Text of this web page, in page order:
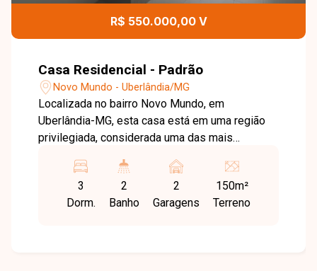
R$ 550.000,00 V
Casa Residencial - Padrão
Novo Mundo - Uberlândia/MG
Localizada no bairro Novo Mundo, em
Uberlândia-MG, esta casa está em uma região
privilegiada, considerada uma das mais
excelente infraestrutura, fácil acesso às
principais vias e proximidade com comércios e
serviços essenciais, sendo ideal para quem
3
Dorm.
2
Banho
2
Garagens
150m²
Terreno